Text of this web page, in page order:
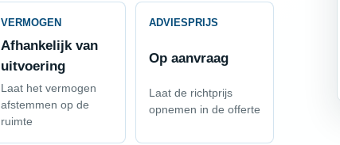
VERMOGEN
Afhankelijk van
uitvoering
Laat het vermogen
afstemmen op de
ruimte
ADVIESPRIJS
Op aanvraag
Laat de richtprijs
opnemen in de offerte